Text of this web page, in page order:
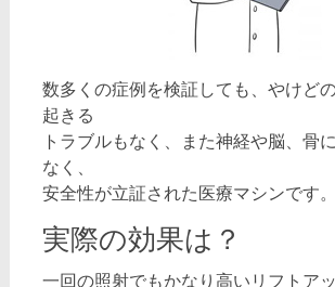
数多くの症例を検証しても、やけど
起きる
トラブルもなく、また神経や脳、骨
なく、
安全性が立証された医療マシンです。
実際の効果は？
一回の照射でもかなり高いリフトア